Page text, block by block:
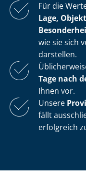
Für die
Lage,
wie sie sich
darstellen.
Tage nach
Ihnen vor.
Unsere
fällt
erfolgreich